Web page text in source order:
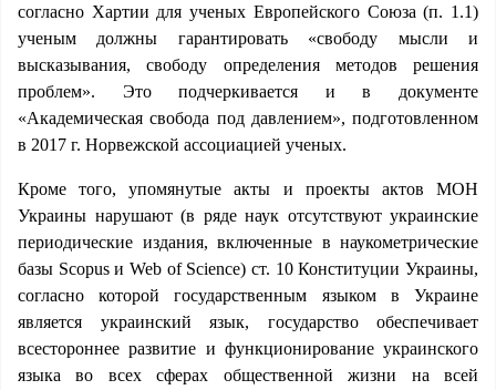
согласно Хартии для ученых Европейского Союза (п. 1.1)
ученым должны гарантировать «свободу мысли и
высказывания, свободу определения методов решения
проблем». Это подчеркивается и в документе
«Академическая свобода под давлением», подготовленном
в 2017 г. Норвежской ассоциацией ученых.
Кроме того, упомянутые акты и проекты актов МОН
Украины нарушают (в ряде наук отсутствуют украинские
периодические издания, включенные в наукометрические
базы Scopus и Web of Science) ст. 10 Конституции Украины,
согласно которой государственным языком в Украине
является украинский язык, государство обеспечивает
всестороннее развитие и функционирование украинского
языка во всех сферах общественной жизни на всей